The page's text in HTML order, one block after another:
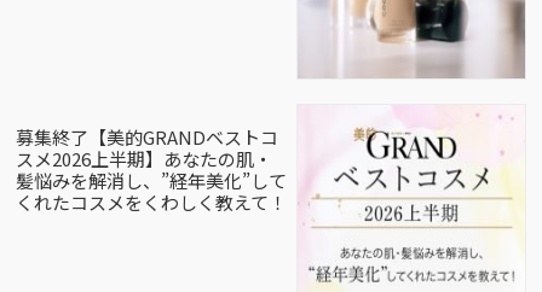
募集終了【美的GRANDベストコ
スメ2026上半期】あなたの肌・
髪悩みを解消し、”経年美化”して
くれたコスメをくわしく教えて！